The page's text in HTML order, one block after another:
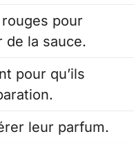
pour
de la sauce.
pour qu’ils
leur parfum.